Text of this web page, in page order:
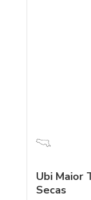
Ubi Maior
Secas